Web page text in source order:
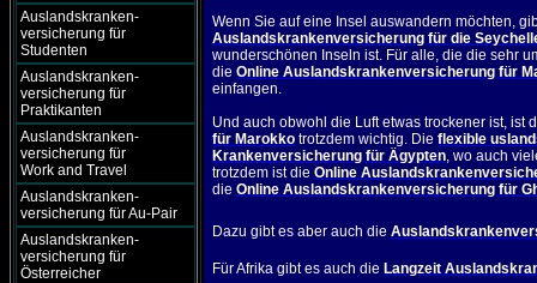
Auslandskranken-
versicherung für
Studenten
Auslandskranken-
versicherung für
Praktikanten
Auslandskranken-
versicherung für
Work and Travel
Auslandskranken-
versicherung für Au-Pair
Auslandskranken-
versicherung für
Österreicher
Wenn Sie auf eine Insel auswandern möchten,
Auslandskrankenversicherung für die
wunderschönen Inseln ist. Für alle, die die sehr
dieOnline Auslandskrankenversicherung für
einfangen.
Und auch obwohl die Luft etwas trockener ist, ist
für Marokko trotzdem wichtig. Dieflexible
Krankenversicherung für Ägypten, wo auch
trotzdem ist dieOnline
dieOnline Auslandskrankenversicherung für
Dazu gibt es aber auch die
Für Afrika gibt es auch die Langzeit